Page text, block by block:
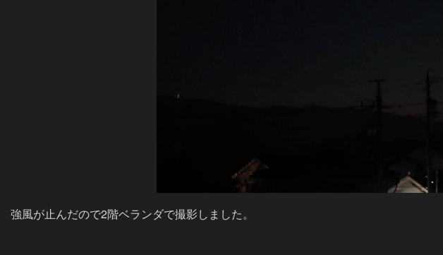
強風が止んだので2階ベランダで撮影しました。